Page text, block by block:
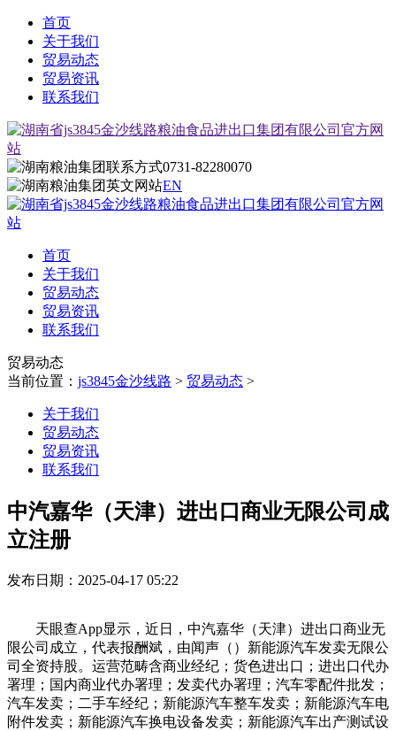
首页
关于我们
贸易动态
贸易资讯
联系我们
0731-82280070
EN
首页
关于我们
贸易动态
贸易资讯
联系我们
贸易动态
当前位置： js3845金沙线路 > 贸易动态 >
关于我们
贸易动态
贸易资讯
联系我们
中汽嘉华（天津）进出口商业无限公司成
立注册
发布日期：2025-04-17 05:22
天眼查App显示，近日，中汽嘉华（天津）进出口商业无
限公司成立，代表报酬斌，由闻声（）新能源汽车发卖无限公
司全资持股。运营范畴含商业经纪；货色进出口；进出口代办
署理；国内商业代办署理；发卖代办署理；汽车零配件批发；
汽车发卖；二手车经纪；新能源汽车整车发卖；新能源汽车电
附件发卖；新能源汽车换电设备发卖；新能源汽车出产测试设